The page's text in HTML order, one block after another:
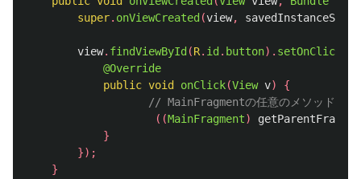
super. onViewCreated (view, savedInstanceState
view. findViewById (R. id . button).
@Override
public void onClick(View v)
{
// MainFragmentの任意のメソッドの呼
((MainFragment)
}
});
}